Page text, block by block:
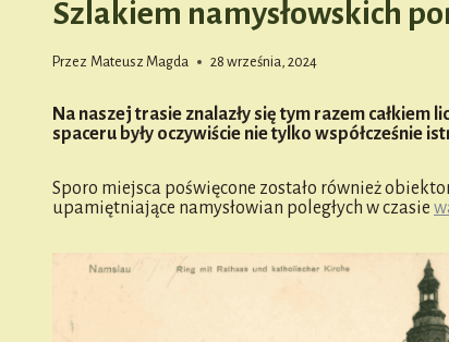
Szlakiem namysłowskich
Przez Mateusz Magda 28 września, 2024
Na naszej trasie znalazły się tym razem
spaceru były oczywiście nie tylko współcześnie
Sporo miejsca poświęcone zostało również
upamiętniające namysłowian poległych w czasie